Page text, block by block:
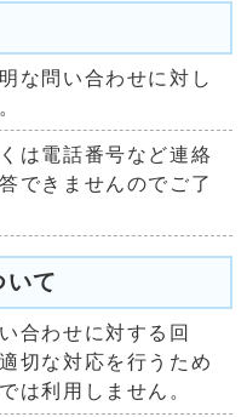
な問い合わせに対し
は電話番号など連絡
できませんのでご了
いて
合わせに対する回
切な対応を行うため
は利用しません。